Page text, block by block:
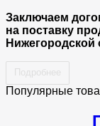
Заключаем
на поставку
Нижегородской
Подробнее
Популярные